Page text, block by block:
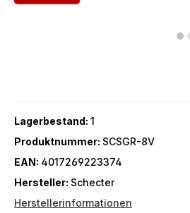
Lagerbestand: 1
Produktnummer: SCSGR-8V
EAN: 4017269223374
Hersteller: Schecter
Herstellerinformationen